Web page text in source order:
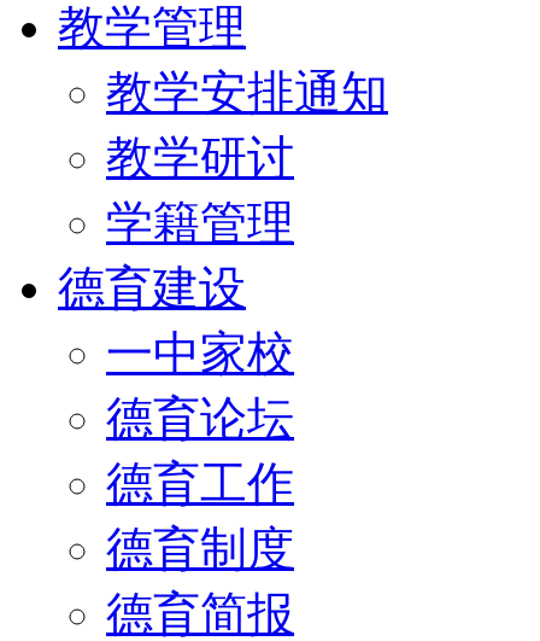
教学管理
教学安排通知
教学研讨
学籍管理
德育建设
一中家校
德育论坛
德育工作
德育制度
德育简报